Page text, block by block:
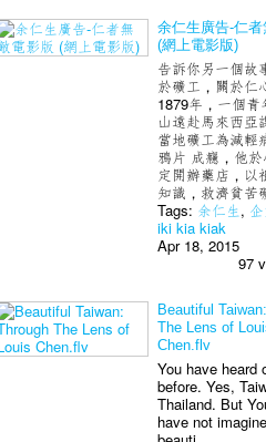
余仁生廣告-仁
(網上電影版)
告訴你另一個故
於礦工，關於仁
1879年，一個青
山遠赴馬來西亞
當地礦工為減輕
鴉片 ­成癮，他
定開辦藥店，以
知識，救濟貧
Tags: 余仁生,
iki kia kiak
Apr 18, 2015
97
Beautiful
The Lens of
Chen.flv
You have heard
before. Yes,
Thailand. But
have not